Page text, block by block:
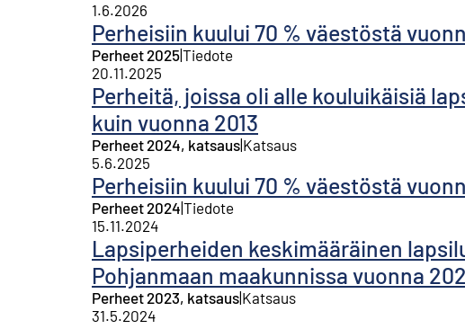
Perheisiin kuului 70 % väestöstä
1.6.2026
Perheet 2025Tiedote
Perheitä, joissa oli alle kouluikäisiä
kuin vuonna 2013
20.11.2025
Perheet 2024, katsaus Katsaus
Perheisiin kuului 70 % väestöstä
5.6.2025
Perheet 2024 Tiedote
Lapsiperheiden keskimääräinen
Pohjanmaan maakunnissa vuonna
15.11.2024
Perheet 2023, katsaus Katsaus
31.5.2024